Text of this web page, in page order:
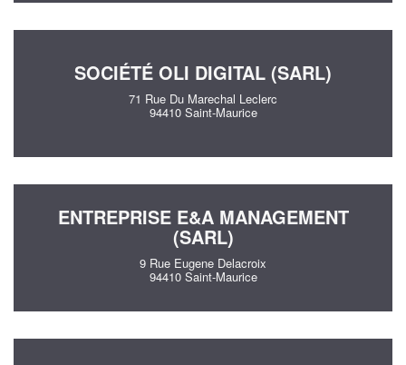
SOCIÉTÉ OLI DIGITAL (SARL)
71 Rue Du Marechal Leclerc
94410 Saint-Maurice
ENTREPRISE E&A MANAGEMENT
(SARL)
9 Rue Eugene Delacroix
94410 Saint-Maurice